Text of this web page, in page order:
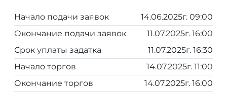
Начало подачи заявок
14.06.2025г. 09:00
Окончание подачи заявок
11.07.2025г. 16:00
Срок уплаты задатка
11.07.2025г. 16:30
Начало торгов
14.07.2025г. 11:00
Окончание торгов
14.07.2025г. 16:00